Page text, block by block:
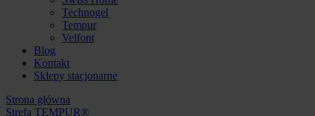
Technogel
Tempur
Velfont
Blog
Kontakt
Sklepy stacjonarne
Strona główna
Strefa TEMPUR®